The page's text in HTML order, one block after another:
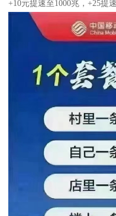
+10元提速至1000兆，+25提